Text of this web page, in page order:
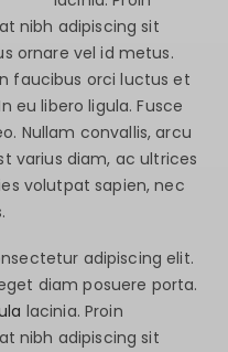
nibh adipiscing sit
ornare vel id metus.
faucibus orci luctus et
eu libero ligula. Fusce
Nullam convallis, arcu
varius diam, ac ultrices
volutpat sapien, nec
adipiscing elit.
diam posuere porta.
lacinia. Proin
nibh adipiscing sit